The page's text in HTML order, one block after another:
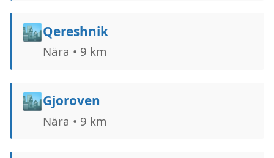
🏙️Qereshnik
Nära • 9 km
🏙️Gjoroven
Nära • 9 km